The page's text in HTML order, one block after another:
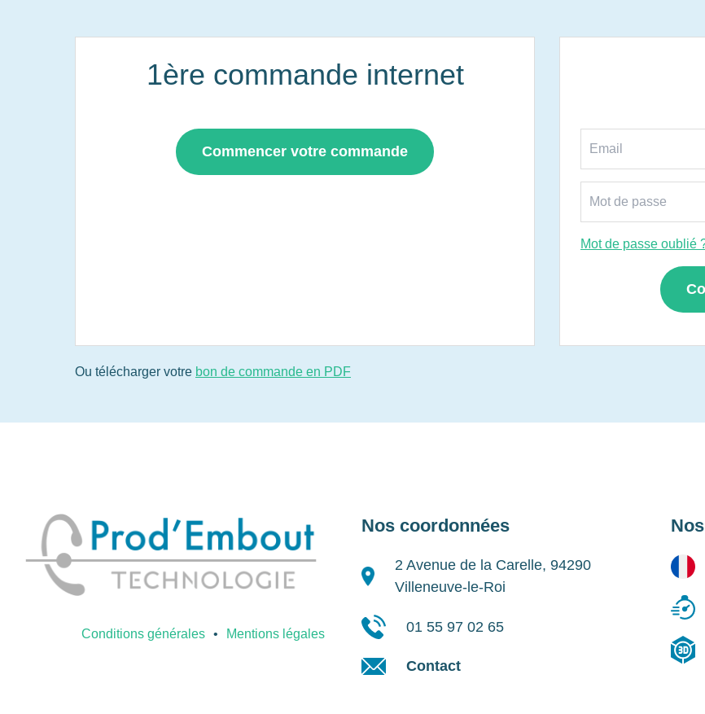
1ère commande internet
Commencer votre commande
Mot de passe oublié
Ou télécharger votre bon de commande en PDF
Conditions générales Mentions légales
Nos coordonnées
2 Avenue de la Carelle, 94290
Villeneuve-le-Roi
01 55 97 02 65
Contact